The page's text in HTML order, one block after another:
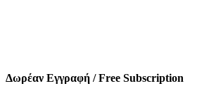
Δωρέαν Εγγραφή / Free Subscription